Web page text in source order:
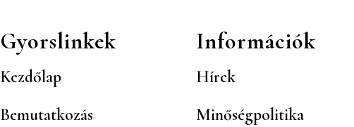
Gyorslinkek
Kezdőlap
Bemutatkozás
Információk
Hírek
Minőségpolitika